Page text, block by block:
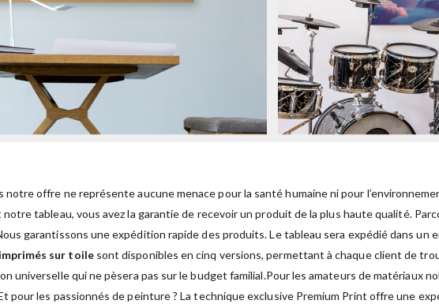
notre offre ne représente aucune menace pour la santé humaine ni pour
tableau, vous avez la garantie de recevoir un produit de la plus haute qualité.
garantissons une expédition rapide des produits. Le tableau sera expédié dans
sur toilesont disponibles en cinq versions, permettant à chaque client de
universelle qui ne pèsera pas sur le budget familial.Pour les amateurs de matériaux
pour les passionnés de peinture ? La technique exclusive Premium Print offre une